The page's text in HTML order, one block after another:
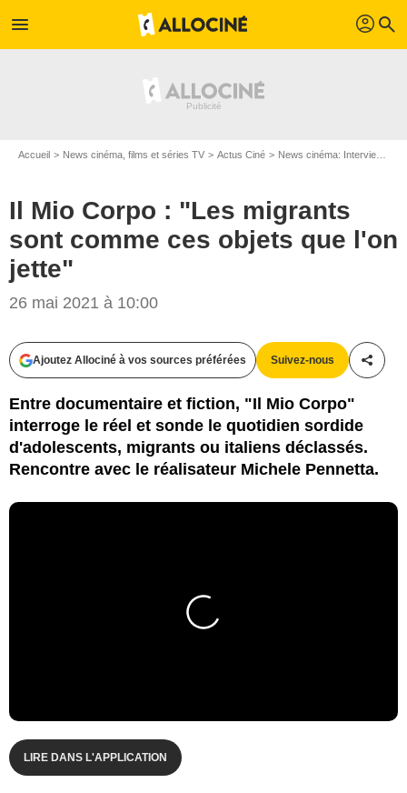
menu profil search
Accueil News cinéma, films et séries TV Actus Ciné News cinéma: Interviews
Il Mio Corpo : "Les migrants
sont comme ces objets que l'on
jette"
26 mai 2021 à 10:00
Ajoutez Allociné à vos sources préférées Suivez-nous
Entre documentaire et fiction, "Il Mio Corpo"
interroge le réel et sonde le quotidien sordide
d'adolescents, migrants ou italiens déclassés.
Rencontre avec le réalisateur Michele Pennetta.
LIRE DANS L'APPLICATION